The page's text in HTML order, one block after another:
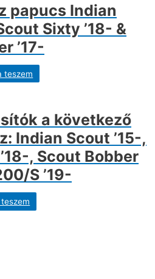
papucs Indian
Sixty ’18- &
’17-
teszem
a következő
Indian Scout ’15-,
, Scout Bobber
S ’19-